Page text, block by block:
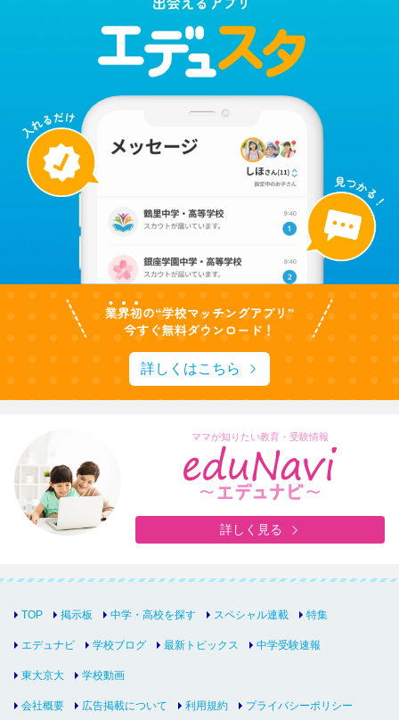
詳しくはこちら
ママが知りたい教育・受験情報
詳しく見る
TOP 掲示板 中学・高校を探す スペシャル連載 特集
エデュナビ 学校ブログ 最新トピックス 中学受験速報
東大京大 学校動画
会社概要 広告掲載について 利用規約 プライバシーポリシー